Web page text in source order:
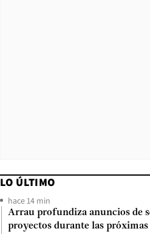
LO ÚLTIMO
hace 14 min
Arrau profundiza anuncios de
proyectos durante las próximas